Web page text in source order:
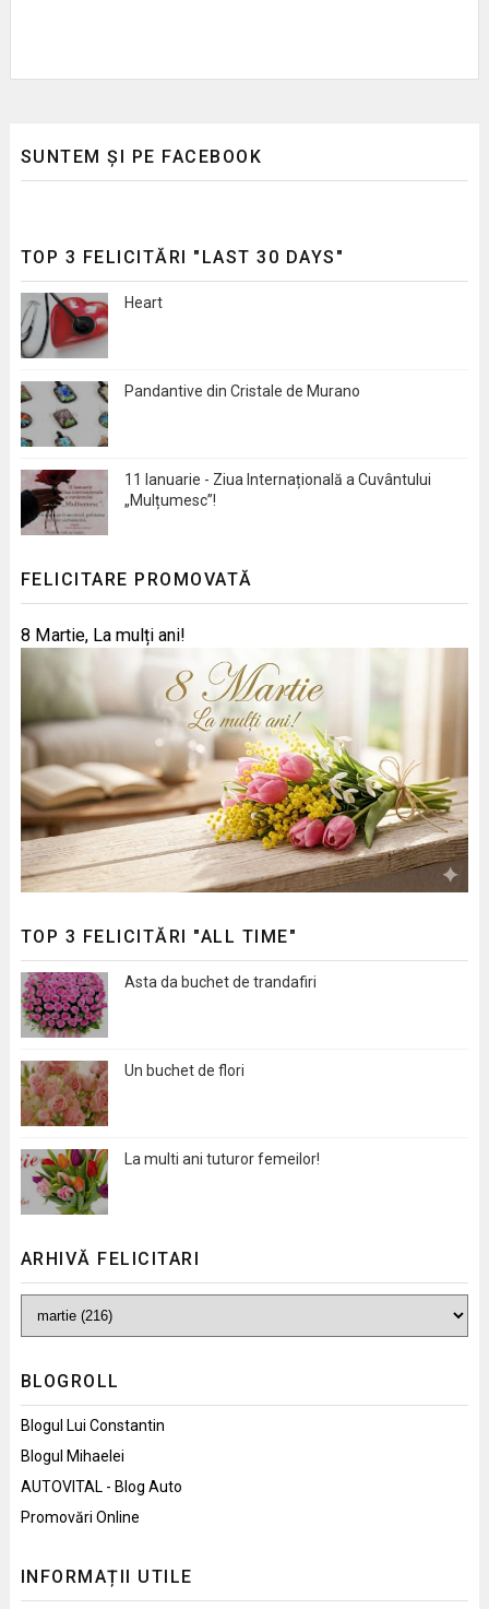
SUNTEM ȘI PE FACEBOOK
TOP 3 FELICITĂRI "LAST 30 DAYS"
Heart
Pandantive din Cristale de Murano
11 Ianuarie - Ziua Internațională a Cuvântului
„Mulțumesc”!
FELICITARE PROMOVATĂ
8 Martie, La mulți ani!
TOP 3 FELICITĂRI "ALL TIME"
Asta da buchet de trandafiri
Un buchet de flori
La multi ani tuturor femeilor!
ARHIVĂ FELICITARI
BLOGROLL
Blogul Lui Constantin
Blogul Mihaelei
AUTOVITAL - Blog Auto
Promovări Online
INFORMAȚII UTILE